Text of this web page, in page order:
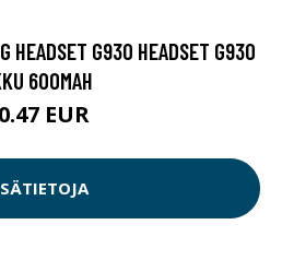
HEADSET G930 HEADSET G930
600MAH
EUR